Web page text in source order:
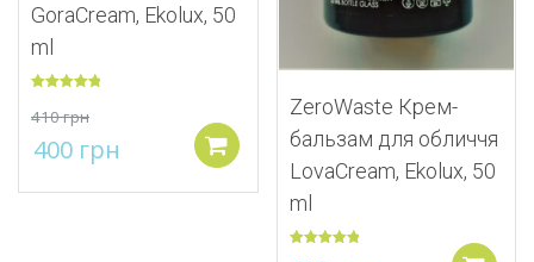
GoraСream, Ekolux, 50
ml
5.00з 5
410грн
Оригінальна
ціна:
400 грн
Поточна
ціна:
ZeroWaste Крем-
бальзам для обличчя
LovaСream, Ekolux, 50
ml